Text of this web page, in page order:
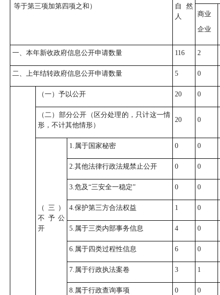
等于第三项加第四项之和）
自然
人
商业
企业
一、本年新收政府信息公开申请数量 116 2
二、上年结转政府信息公开申请数量 5 0
（一）予以公开 20 0
（二）部分公开（区分处理的，只计这一情
形，不计其他情形）
20 0
（三）
不予公
开
1.属于国家秘密 0 0
2.其他法律行政法规禁止公开 0 0
3.危及“三安全一稳定” 0 0
4.保护第三方合法权益 1 0
5.属于三类内部事务信息 4 0
6.属于四类过程性信息 6 0
7.属于行政执法案卷 3 1
8.属于行政查询事项 0 0